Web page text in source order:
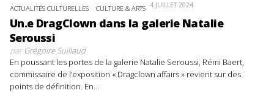
ACTUALITÉS CULTURELLES CULTURE & ARTS 4 JUILLET 2024
Un.e DragClown dans la galerie Natalie
Seroussi
parGrégoire Suillaud
En poussant les portes de la galerie Natalie Seroussi, Rémi Baert,
commissaire de l’exposition « Dragclown affairs » revient sur des
points de définition. En...